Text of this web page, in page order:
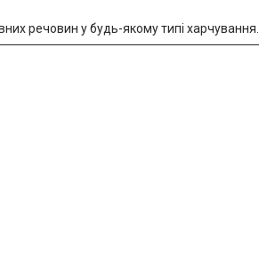
речовин у будь-якому типі харчування.